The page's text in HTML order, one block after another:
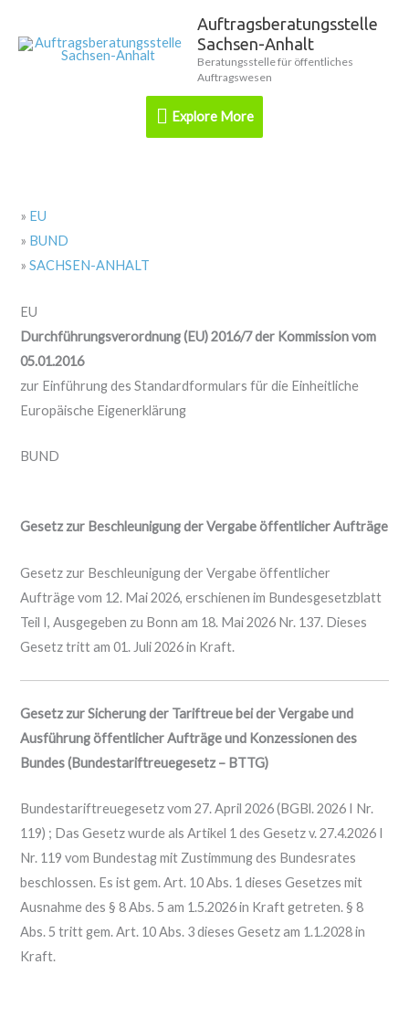
Inhalt
Auftragsberatungsstelle
Sachsen-Anhalt
Beratungsstelle für öffentliches
Auftragswesen
Explore
More
Explore More
» EU
» BUND
»SACHSEN-ANHALT
EU
Durchführungsverordnung (EU) 2016/7 der Kommission vom
05.01.2016
zur Einführung des Standardformulars für die Einheitliche
Europäische Eigenerklärung
BUND
Gesetz zur Beschleunigung der Vergabe öffentlicher Aufträge
Gesetz zur Beschleunigung der Vergabe öffentlicher
Aufträge vom 12. Mai 2026, erschienen im Bundesgesetzblatt
Teil I, Ausgegeben zu Bonn am 18. Mai 2026 Nr. 137. Dieses
Gesetz tritt am 01. Juli 2026 in Kraft.
Gesetz zur Sicherung der Tariftreue bei der Vergabe und
Ausführung öffentlicher Aufträge und Konzessionen des
Bundes (Bundestariftreuegesetz – BTTG)
Bundestariftreuegesetz vom 27. April 2026 (BGBl. 2026 I Nr.
119) ; Das Gesetz wurde als Artikel 1 des Gesetz v. 27.4.2026 I
Nr. 119 vom Bundestag mit Zustimmung des Bundesrates
beschlossen. Es ist gem. Art. 10 Abs. 1 dieses Gesetzes mit
Ausnahme des § 8 Abs. 5 am 1.5.2026 in Kraft getreten. § 8
Abs. 5 tritt gem. Art. 10 Abs. 3 dieses Gesetz am 1.1.2028 in
Kraft.